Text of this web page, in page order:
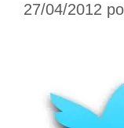
27/04/2012